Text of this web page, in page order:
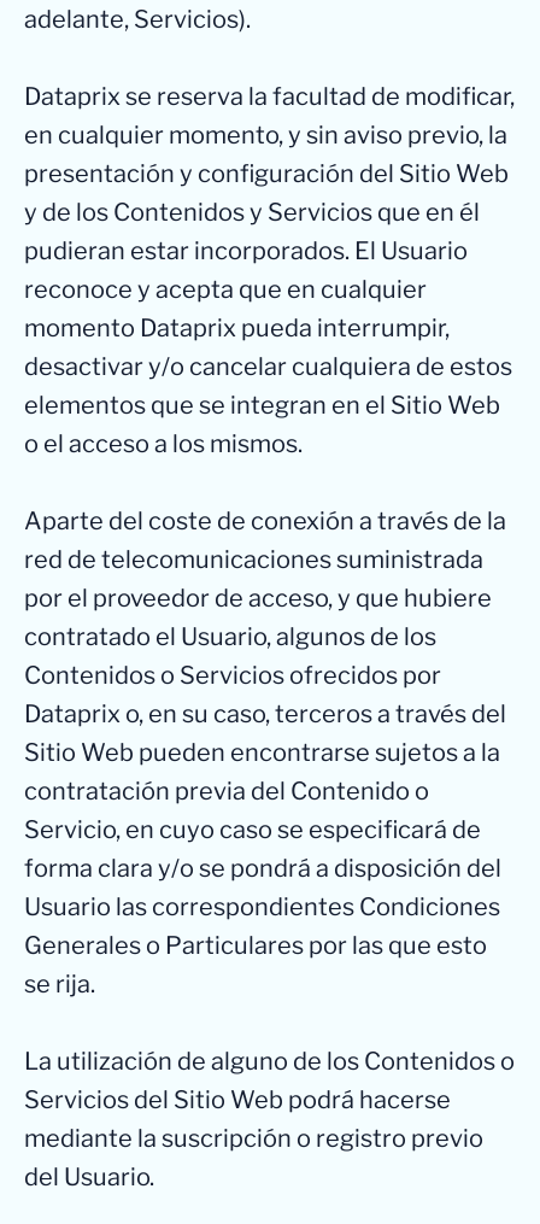
adelante, Servicios).
Dataprix se reserva la facultad de modificar,
en cualquier momento, y sin aviso previo, la
presentación y configuración del Sitio Web
y de los Contenidos y Servicios que en él
pudieran estar incorporados. El Usuario
reconoce y acepta que en cualquier
momento Dataprix pueda interrumpir,
desactivar y/o cancelar cualquiera de estos
elementos que se integran en el Sitio Web
o el acceso a los mismos.
Aparte del coste de conexión a través de la
red de telecomunicaciones suministrada
por el proveedor de acceso, y que hubiere
contratado el Usuario, algunos de los
Contenidos o Servicios ofrecidos por
Dataprix o, en su caso, terceros a través del
Sitio Web pueden encontrarse sujetos a la
contratación previa del Contenido o
Servicio, en cuyo caso se especificará de
forma clara y/o se pondrá a disposición del
Usuario las correspondientes Condiciones
Generales o Particulares por las que esto
se rija.
La utilización de alguno de los Contenidos o
Servicios del Sitio Web podrá hacerse
mediante la suscripción o registro previo
del Usuario.